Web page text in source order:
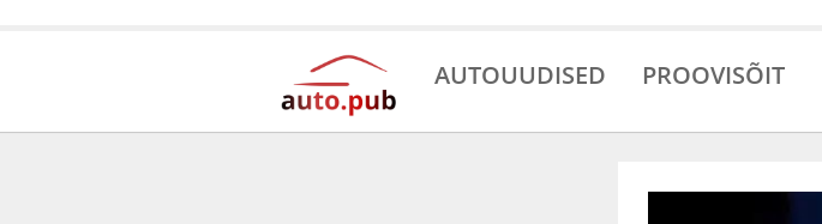
AUTOUUDISED PROOVISÕIT